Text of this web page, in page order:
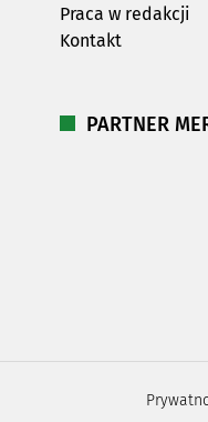
Praca w redakcji
Kontakt
PARTNER